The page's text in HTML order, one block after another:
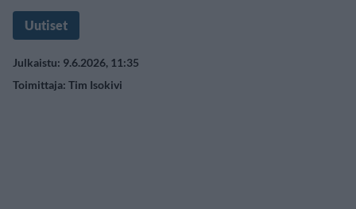
Uutiset
Julkaistu: 9.6.2026, 11:35
Toimittaja: Tim Isokivi